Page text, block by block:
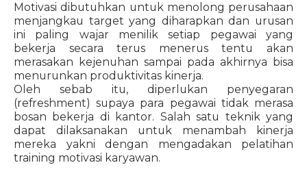
Motivasi dibutuhkan untuk menolong perusahaan
menjangkau target yang diharapkan dan urusan
ini paling wajar menilik setiap pegawai yang
bekerja secara terus menerus tentu akan
merasakan kejenuhan sampai pada akhirnya bisa
menurunkan produktivitas kinerja.
Oleh sebab itu, diperlukan penyegaran
(refreshment) supaya para pegawai tidak merasa
bosan bekerja di kantor. Salah satu teknik yang
dapat dilaksanakan untuk menambah kinerja
mereka yakni dengan mengadakan pelatihan
training motivasi karyawan.